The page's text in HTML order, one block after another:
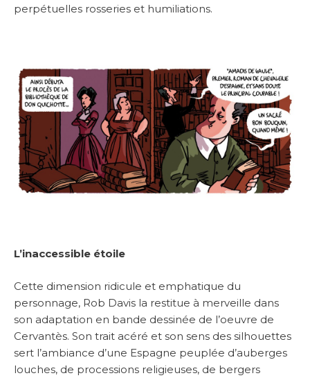
perpétuelles rosseries et humiliations.
L’inaccessible étoile
Cette dimension ridicule et emphatique du
personnage, Rob Davis la restitue à merveille dans
son adaptation en bande dessinée de l’oeuvre de
Cervantès. Son trait acéré et son sens des silhouettes
sert l’ambiance d’une Espagne peuplée d’auberges
louches, de processions religieuses, de bergers